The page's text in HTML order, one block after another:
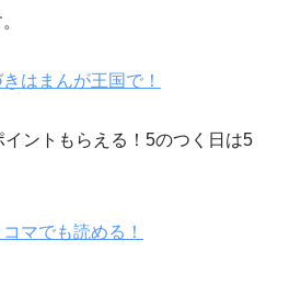
はまんが王国で！
ントもらえる！5のつく日は5
マでも読める！